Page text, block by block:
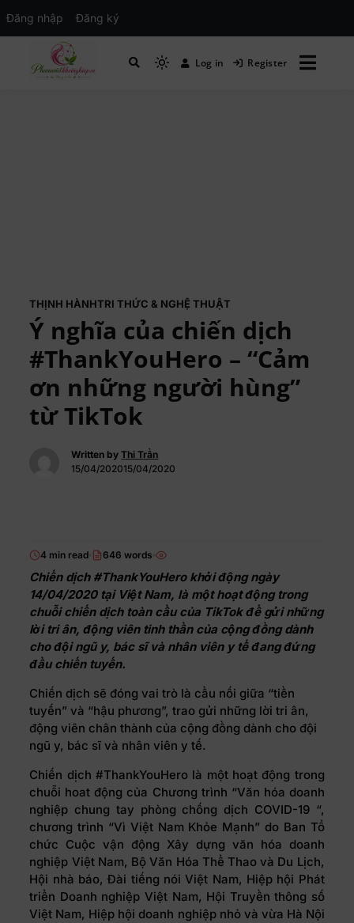
Mạng xã hội Kinh tế – Giáo dục – Hướng
Log in Register
THỊNH HÀNHTRI THỨC & NGHỆ THUẬT
Ý nghĩa của chiến dịch
#ThankYouHero – “Cảm
ơn những người hùng”
từ TikTok
Written byThi Trần
15/04/202015/04/2020
4 min read 646 words
Chiến dịch #ThankYouHero khởi động ngày
14/04/2020 tại Việt Nam, là một hoạt động trong
chuỗi chiến dịch toàn cầu của TikTok để gửi những
lời tri ân, động viên tinh thần của cộng đồng dành
cho đội ngũ y, bác sĩ và nhân viên y tế đang đứng
đầu chiến tuyến.
Chiến dịch sẽ đóng vai trò là cầu nối giữa “tiền
tuyến” và “hậu phương”, trao gửi những lời tri ân,
động viên chân thành của cộng đồng dành cho đội
ngũ y, bác sĩ và nhân viên y tế.
Chiến dịch #ThankYouHero là một hoạt động trong
chuỗi hoat động của Chương trình “Văn hóa doanh
nghiệp chung tay phòng chống dịch COVID-19 “,
chương trình “Vì Việt Nam Khỏe Mạnh” do Ban Tổ
chức Cuộc vận động Xây dựng văn hóa doanh
nghiệp Việt Nam, Bộ Văn Hóa Thể Thao và Du Lịch,
Hội nhà báo, Đài tiếng nói Việt Nam, Hiệp hội Phát
triển Doanh nghiệp Việt Nam, Hội Truyền thông số
Việt Nam, Hiệp hội doanh nghiệp nhỏ và vừa Hà Nội
Đăng nhập Đăng ký